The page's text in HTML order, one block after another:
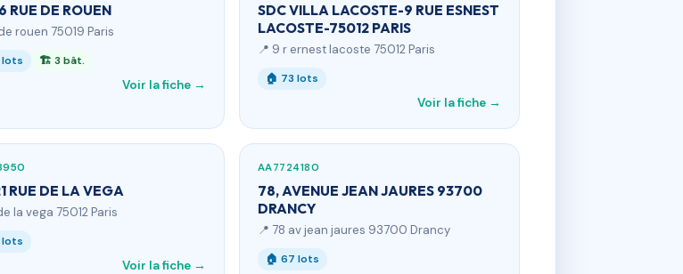
RUE DE ROUEN
rouen 75019 Paris
lots 🏗 3 bât.
Voir la fiche →
SDC VILLA LACOSTE-9 RUE ESNEST
LACOSTE-75012 PARIS
📍 9 r ernest lacoste 75012 Paris
🏠 73 lots
Voir la fiche →
RUE DE LA VEGA
la vega 75012 Paris
lots
Voir la fiche →
AA7724180
78, AVENUE JEAN JAURES 93700
DRANCY
📍 78 av jean jaures 93700 Drancy
🏠 67 lots